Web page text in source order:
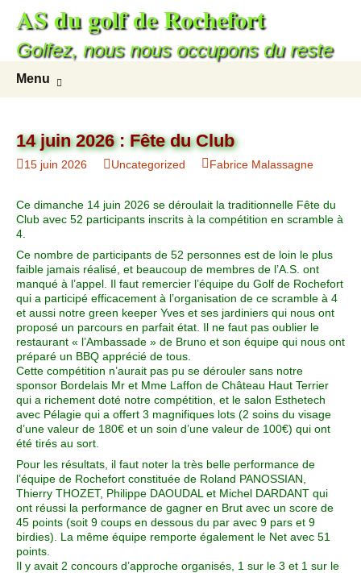
contenu
AS du golf de Rochefort
Golfez, nous nous occupons du reste
Menu
14 juin 2026 : Fête du Club
15 juin 2026 Uncategorized Fabrice Malassagne
Ce dimanche 14 juin 2026 se déroulait la traditionnelle Fête du
Club avec 52 participants inscrits à la compétition en scramble à
4.
Ce nombre de participants de 52 personnes est de loin le plus
faible jamais réalisé, et beaucoup de membres de l’A.S. ont
manqué à l’appel. Il faut remercier l’équipe du Golf de Rochefort
qui a participé efficacement à l’organisation de ce scramble à 4
et aussi notre green keeper Yves et ses jardiniers qui nous ont
proposé un parcours en parfait état. Il ne faut pas oublier le
restaurant « l’Ambassade » de Bruno et son équipe qui nous ont
préparé un BBQ apprécié de tous.
Cette compétition n’aurait pas pu se dérouler sans notre
sponsor Bordelais Mr et Mme Laffon de Château Haut Terrier
qui a richement doté notre compétition, et le salon Esthetech
avec Pélagie qui a offert 3 magnifiques lots (2 soins du visage
d’une valeur de 180€ et un soin d’une valeur de 100€) qui ont
été tirés au sort.
Pour les résultats, il faut noter la très belle performance de
l’équipe de Rochefort constituée de Roland PANOSSIAN,
Thierry THOZET, Philippe DAOUDAL et Michel DARDANT qui
ont réussi la performance de gagner en Brut avec un score de
45 points (soit 9 coups en dessous du par avec 9 pars et 9
birdies). La même équipe remporte également le Net avec 51
points.
Il y avait 2 concours d’approche organisés, 1 sur le 3 et 1 sur le